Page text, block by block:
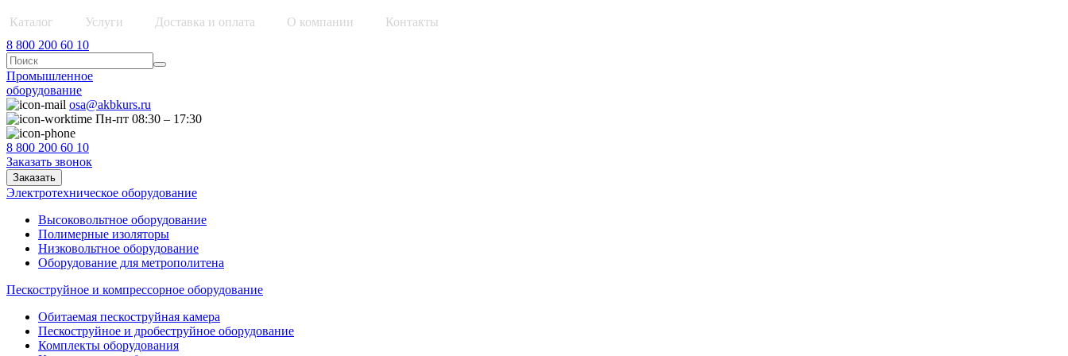
Каталог Услуги Доставка и оплата О компании
Контакты
8 800 200 60 10
Промышленное
оборудование
osa@akbkurs.ru
Пн-пт 08:30 – 17:30
8 800 200 60 10
Заказать звонок
Заказать
Электротехническое оборудование
Высоковольтное оборудование
Полимерные изоляторы
Низковольтное оборудование
Оборудование для метрополитена
Пескоструйное и компрессорное оборудование
Обитаемая пескоструйная камера
Пескоструйное и дробеструйное оборудование
Комплекты оборудования